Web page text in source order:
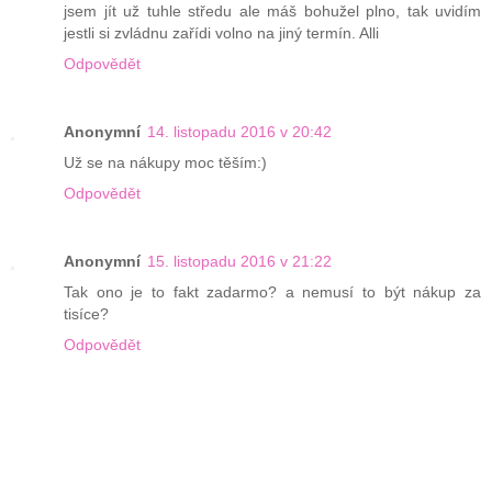
jsem jít už tuhle středu ale máš bohužel plno, tak uvidím
jestli si zvládnu zařídi volno na jiný termín. Alli
Odpovědět
Anonymní 14. listopadu 2016 v 20:42
Už se na nákupy moc těším:)
Odpovědět
Anonymní 15. listopadu 2016 v 21:22
Tak ono je to fakt zadarmo? a nemusí to být nákup za
tisíce?
Odpovědět